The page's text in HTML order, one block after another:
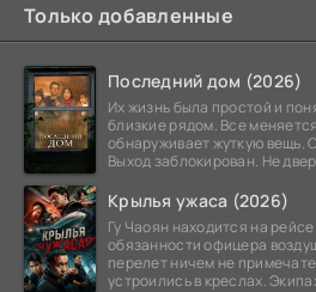
Только добавленные
Последний дом (2026)
Их жизнь была простой и
близкие рядом. Все
обнаруживает жуткую вещь.
Выход заблокирован. Не
Крылья ужаса (2026)
Гу Чаоян находится на
обязанности офицера
перелет ничем не
устроились в креслах.